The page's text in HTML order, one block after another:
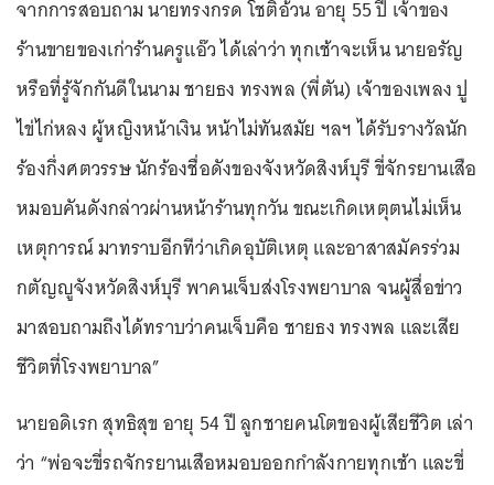
จากการสอบถาม นายทรงกรด โชติอ้วน อายุ 55 ปี เจ้าของ
ร้านขายของเก่าร้านครูแอ๊ว ได้เล่าว่า ทุกเช้าจะเห็น นายอรัญ
หรือที่รู้จักกันดีในนาม ชายธง ทรงพล (พี่ตัน) เจ้าของเพลง ปู
ไข่ไก่หลง ผู้หญิงหน้าเงิน หน้าไม่ทันสมัย ฯลฯ ได้รับรางวัลนัก
ร้องกึ่งศตวรรษ นักร้องชื่อดังของจังหวัดสิงห์บุรี ขี่จักรยานเสือ
หมอบคันดังกล่าวผ่านหน้าร้านทุกวัน ขณะเกิดเหตุตนไม่เห็น
เหตุการณ์ มาทราบอีกทีว่าเกิดอุบัติเหตุ และอาสาสมัครร่วม
กตัญญูจังหวัดสิงห์บุรี พาคนเจ็บส่งโรงพยาบาล จนผู้สื่อข่าว
มาสอบถามถึงได้ทราบว่าคนเจ็บคือ ชายธง ทรงพล และเสีย
ชีวิตที่โรงพยาบาล”
นายอดิเรก สุทธิสุข อายุ 54 ปี ลูกชายคนโตของผู้เสียชีวิต เล่า
ว่า “พ่อจะขี่รถจักรยานเสือหมอบออกกำลังกายทุกเช้า และขี่